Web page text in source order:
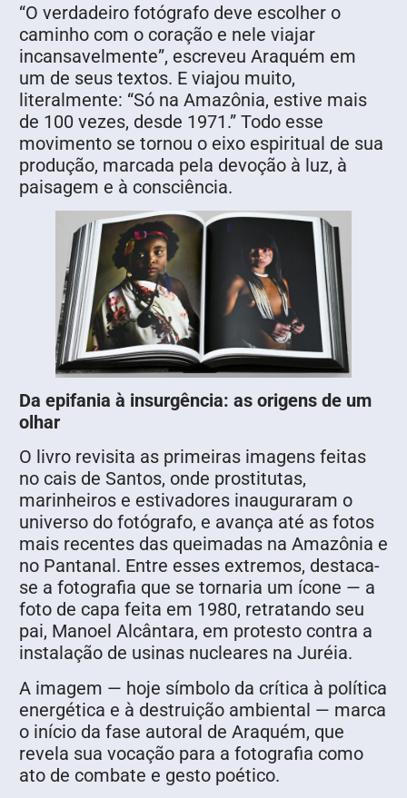
“O verdadeiro fotógrafo deve escolher o
caminho com o coração e nele viajar
incansavelmente”, escreveu Araquém em
um de seus textos. E viajou muito,
literalmente: “Só na Amazônia, estive mais
de 100 vezes, desde 1971.” Todo esse
movimento se tornou o eixo espiritual de sua
produção, marcada pela devoção à luz, à
paisagem e à consciência.
Da epifania à insurgência: as origens de um
olhar
O livro revisita as primeiras imagens feitas
no cais de Santos, onde prostitutas,
marinheiros e estivadores inauguraram o
universo do fotógrafo, e avança até as fotos
mais recentes das queimadas na Amazônia e
no Pantanal. Entre esses extremos, destaca-
se a fotografia que se tornaria um ícone — a
foto de capa feita em 1980, retratando seu
pai, Manoel Alcântara, em protesto contra a
instalação de usinas nucleares na Juréia.
A imagem — hoje símbolo da crítica à política
energética e à destruição ambiental — marca
o início da fase autoral de Araquém, que
revela sua vocação para a fotografia como
ato de combate e gesto poético.